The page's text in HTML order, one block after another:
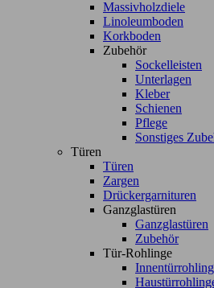
Massivholzdiele
Linoleumboden
Korkboden
Zubehör
Sockelleisten
Unterlagen
Kleber
Schienen
Pflege
Sonstiges
Türen
Türen
Zargen
Drückergarnituren
Ganzglastüren
Ganzglastüren
Zubehör
Tür-Rohlinge